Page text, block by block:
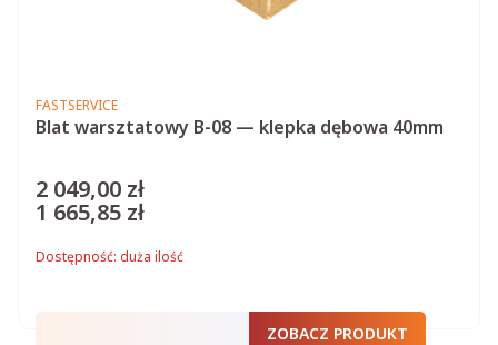
Blat warsztatowy B-08 — klepka dębowa 40mm
PRODUCENT
FASTSERVICE
Cena
2 049,00 zł
Cena
1 665,85 zł
Dostępność: duża ilość
ZOBACZ PRODUKT